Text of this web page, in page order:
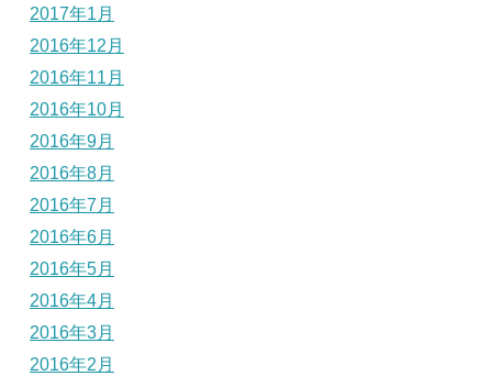
2017年1月
2016年12月
2016年11月
2016年10月
2016年9月
2016年8月
2016年7月
2016年6月
2016年5月
2016年4月
2016年3月
2016年2月